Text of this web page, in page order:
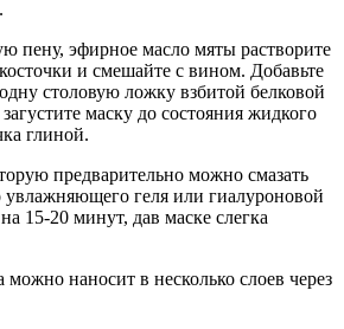
пену, эфирное масло мяты растворите
и смешайте с вином. Добавьте
столовую ложку взбитой белковой
маску до состояния жидкого
глиной.
предварительно можно смазать
увлажняющего геля или гиалуроновой
15-20 минут, дав маске слегка
наносит в несколько слоев через